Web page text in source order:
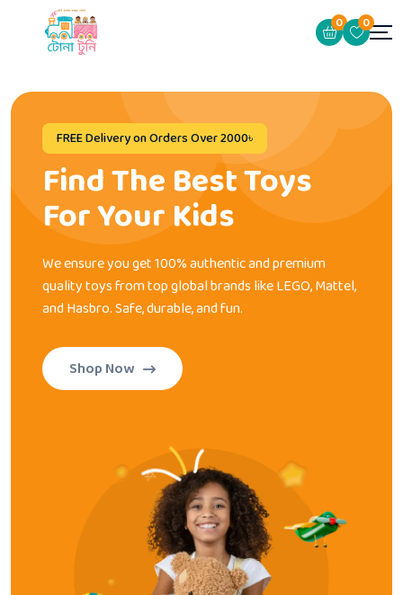
0 0
FREE Delivery on Orders Over 2000৳
Find The Best Toys
For Your Kids
We ensure you get 100% authentic and premium
quality toys from top global brands like LEGO, Mattel,
and Hasbro. Safe, durable, and fun.
Shop Now